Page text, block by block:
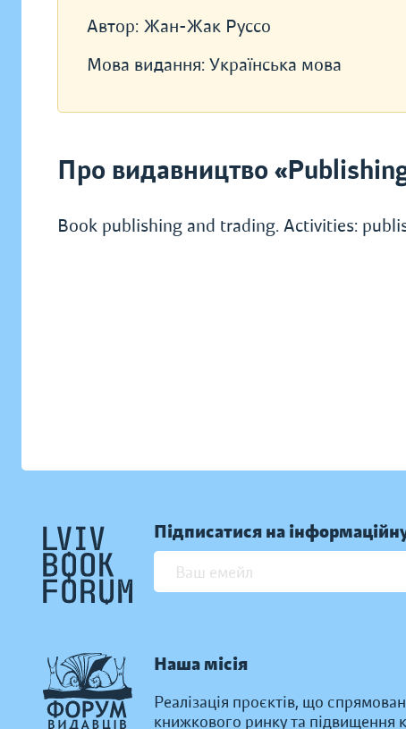
Автор: Жан-Жак Руссо
Мова видання: Українська мова
Про видавництво
Book publishing and trading. Activities:
Підписатися на
Наша місія
Реалізація проєктів, що
книжкового ринку та підвищення